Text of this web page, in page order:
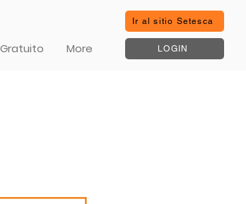
More
Ir al sitio Setesca
LOGIN